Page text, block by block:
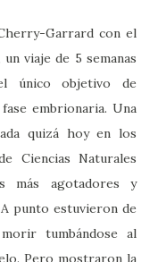
Garrard con el
viaje de 5 semanas
único objetivo de
embrionaria. Una
quizá hoy en los
Ciencias Naturales
más agotadores y
punto estuvieron de
tumbándose al
Pero mostraron la